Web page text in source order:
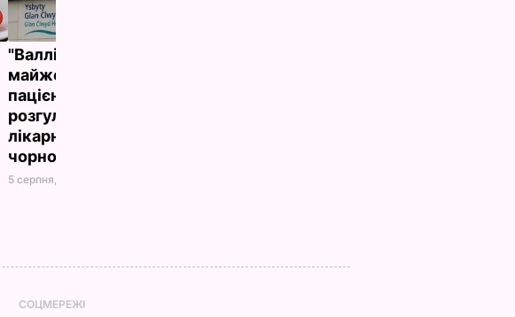
"Валлійський упир"
майже годину лякав
пацієнтів,
розгулюючи на даху
лікарні з косою і в
чорному балахоні
5 серпня, 23.40
СОЦМЕРЕЖІ